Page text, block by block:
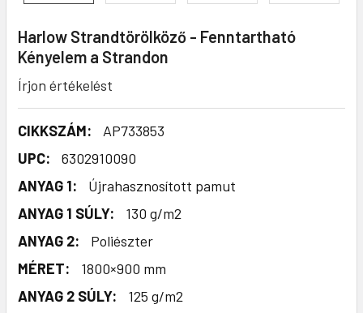
Harlow Strandtörölköző - Fenntartható
Kényelem a Strandon
Írjon értékelést
CIKKSZÁM:
AP733853
UPC:
6302910090
ANYAG 1:
Újrahasznosított pamut
ANYAG 1 SÚLY:
130 g/m2
ANYAG 2:
Poliészter
MÉRET:
1800×900 mm
ANYAG 2 SÚLY:
125 g/m2